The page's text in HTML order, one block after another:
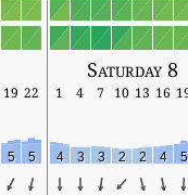
Saturday 8
19 22 1 4 7 10 13 16
5 5 4 3 3 2 2 4 5